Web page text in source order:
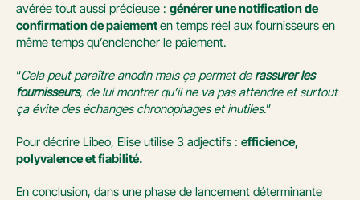
avérée tout aussi précieuse : générer une notification de
confirmation de paiement en temps réel aux fournisseurs en
même temps qu’enclencher le paiement.
“Cela peut paraître anodin mais ça permet de rassurer les
fournisseurs, de lui montrer qu’il ne va pas attendre et surtout
ça évite des échanges chronophages et inutiles.”
Pour décrire Libeo, Elise utilise 3 adjectifs : efficience,
polyvalence et fiabilité.
En conclusion, dans une phase de lancement déterminante